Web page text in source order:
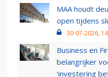
MAA houdt
open tijdens
30-07-2026,
Business en
belangrijker
‘investering